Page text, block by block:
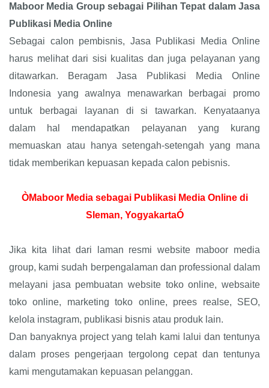
Maboor Media Group sebagai Pilihan Tepat dalam Jasa
Publikasi Media Online
Sebagai calon pembisnis, Jasa Publikasi Media Online
harus melihat dari sisi kualitas dan juga pelayanan yang
ditawarkan. Beragam Jasa Publikasi Media Online
Indonesia yang awalnya menawarkan berbagai promo
untuk berbagai layanan di si tawarkan. Kenyataanya
dalam hal mendapatkan pelayanan yang kurang
memuaskan atau hanya setengah-setengah yang mana
tidak memberikan kepuasan kepada calon pebisnis.
ÒMaboor Media sebagai Publikasi Media Online di
Sleman, YogyakartaÓ
Jika kita lihat dari laman resmi website maboor media
group, kami sudah berpengalaman dan professional dalam
melayani jasa pembuatan website toko online, websaite
toko online, marketing toko online, prees realse, SEO,
kelola instagram, publikasi bisnis atau produk lain.
Dan banyaknya project yang telah kami lalui dan tentunya
dalam proses pengerjaan tergolong cepat dan tentunya
kami mengutamakan kepuasan pelanggan.